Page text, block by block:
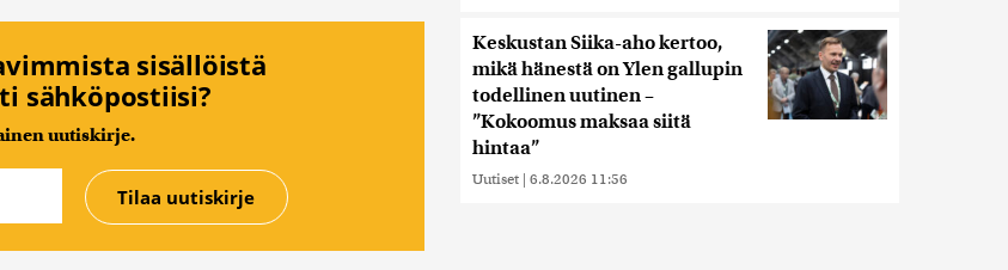
sisällöistä
sähköpostiisi?
uutiskirje.
Keskustan Siika-aho kertoo,
mikä hänestä on Ylen gallupin
todellinen uutinen –
”Kokoomus maksaa siitä
hintaa”
Uutiset | 6.8.2026 11:56